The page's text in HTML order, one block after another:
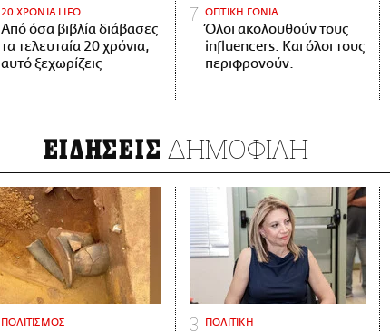
20 ΧΡΟΝΙΑ LIFO
Από όσα βιβλία διάβασες
τα τελευταία 20 χρόνια,
αυτό ξεχωρίζεις
ΟΠΤΙΚΗ ΓΩΝΙΑ
Όλοι ακολουθούν τους
influencers. Και όλοι τους
περιφρονούν.
ΕΙΔΗΣΕΙΣ ΔΗΜΟΦΙΛΗ
ΠΟΛΙΤΙΣΜΟΣ ΠΟΛΙΤΙΚΗ